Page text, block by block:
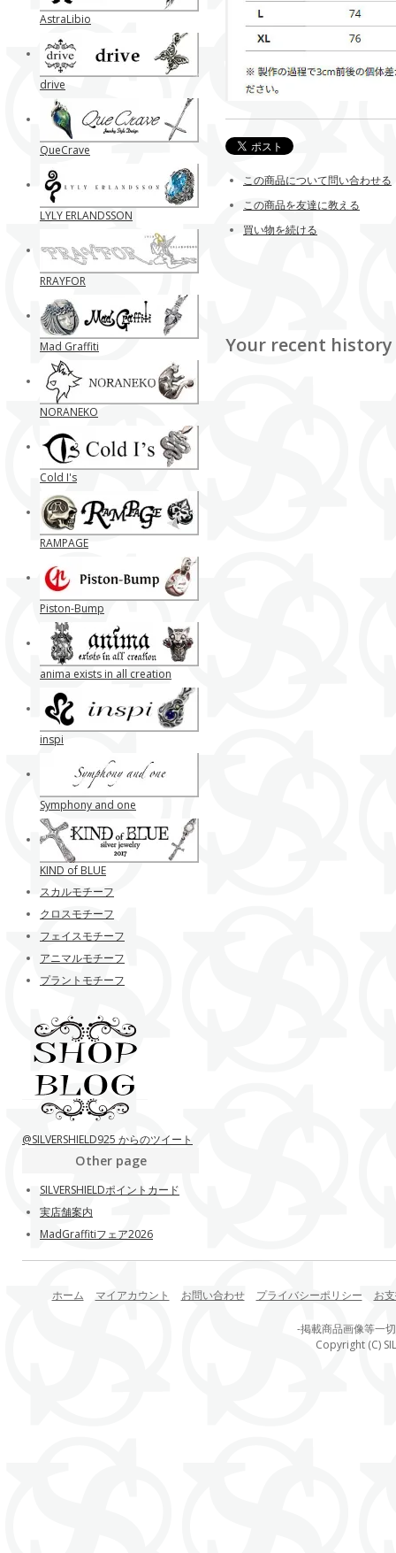
この商品について問い合わせる
この商品を友達に教える
買い物を続ける
Your recent history
AstraLibio
drive
QueCrave
LYLY ERLANDSSON
RRAYFOR
Mad Graffiti
NORANEKO
Cold I's
RAMPAGE
Piston-Bump
anima exists in all creation
inspi
Symphony and one
KIND of BLUE
スカルモチーフ
クロスモチーフ
フェイスモチーフ
アニマルモチーフ
プラントモチーフ
@SILVERSHIELD925 からのツイート
Other page
SILVERSHIELDポイントカード
実店舗案内
MadGraffitiフェア2026
ホーム マイアカウント お問い合わせ プライバシーポリシー お
-掲載商品画像等一
Copyright (C)